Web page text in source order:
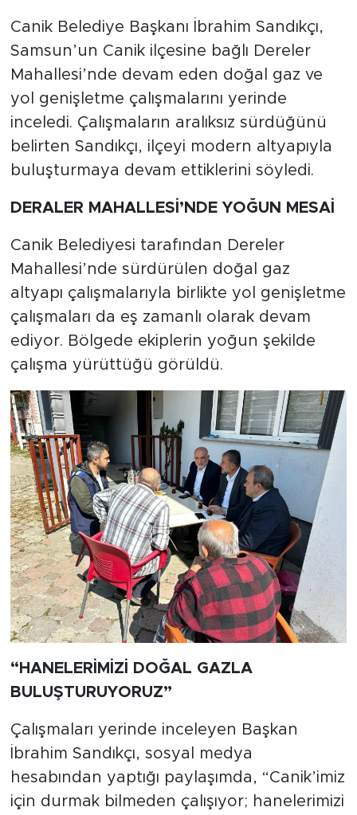
Canik Belediye Başkanı İbrahim Sandıkçı,
Samsun’un Canik ilçesine bağlı Dereler
Mahallesi’nde devam eden doğal gaz ve
yol genişletme çalışmalarını yerinde
inceledi. Çalışmaların aralıksız sürdüğünü
belirten Sandıkçı, ilçeyi modern altyapıyla
buluşturmaya devam ettiklerini söyledi.
DERALER MAHALLESİ’NDE YOĞUN MESAİ
Canik Belediyesi tarafından Dereler
Mahallesi’nde sürdürülen doğal gaz
altyapı çalışmalarıyla birlikte yol genişletme
çalışmaları da eş zamanlı olarak devam
ediyor. Bölgede ekiplerin yoğun şekilde
çalışma yürüttüğü görüldü.
“HANELERİMİZİ DOĞAL GAZLA
BULUŞTURUYORUZ”
Çalışmaları yerinde inceleyen Başkan
İbrahim Sandıkçı, sosyal medya
hesabından yaptığı paylaşımda, “Canik’imiz
için durmak bilmeden çalışıyor; hanelerimizi